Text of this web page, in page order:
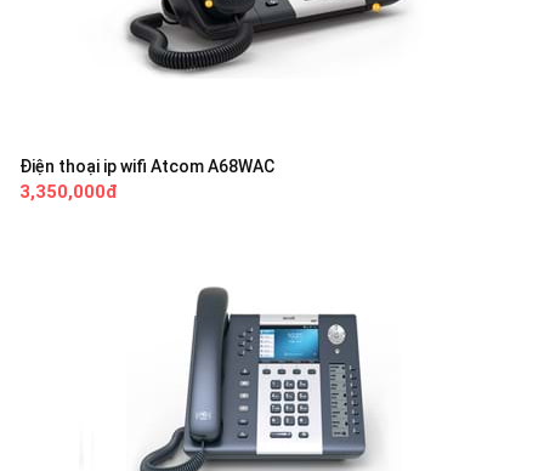
Điện thoại ip wifi Atcom A68WAC
3,350,000đ